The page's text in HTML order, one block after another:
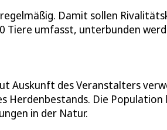
Damit sollen
Tiere umfasst, unterbunden
Auskunft des Veranstalters
Herdenbestands. Die
in der Natur.